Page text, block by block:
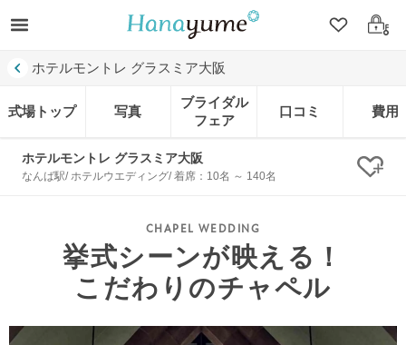
クリップ
ログ
ホテルモントレ グラスミア大阪
式場トップ 写真
ブライダル
フェア
口コミ 費用
ホテルモントレ グラスミア大阪
なんば駅/ ホテルウエディング/ 着席：10名 ～ 140名 ク
挙式シーンが映える！
こだわりのチャペル